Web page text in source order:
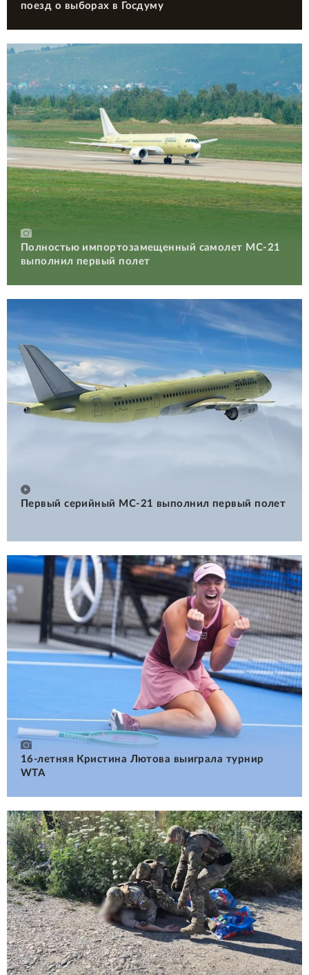
поезд о выборах в Госдуму
Полностью импортозамещенный самолет МС-21
выполнил первый полет
Первый серийный МС-21 выполнил первый полет
16-летняя Кристина Лютова выиграла турнир
WTA